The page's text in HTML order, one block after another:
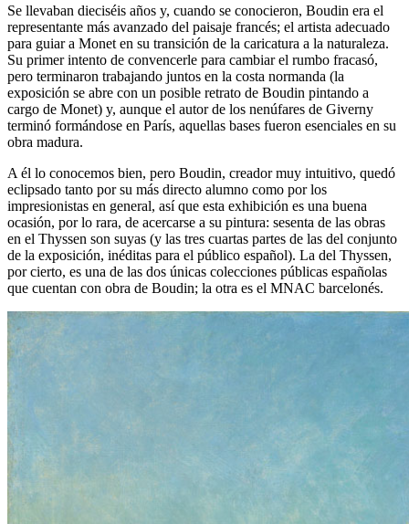
Se llevaban dieciséis años y, cuando se conocieron, Boudin era el
representante más avanzado del paisaje francés; el artista adecuado
para guiar a Monet en su transición de la caricatura a la naturaleza.
Su primer intento de convencerle para cambiar el rumbo fracasó,
pero terminaron trabajando juntos en la costa normanda (la
exposición se abre con un posible retrato de Boudin pintando a
cargo de Monet) y, aunque el autor de los nenúfares de Giverny
terminó formándose en París, aquellas bases fueron esenciales en su
obra madura.
A él lo conocemos bien, pero Boudin, creador muy intuitivo, quedó
eclipsado tanto por su más directo alumno como por los
impresionistas en general, así que esta exhibición es una buena
ocasión, por lo rara, de acercarse a su pintura: sesenta de las obras
en el Thyssen son suyas (y las tres cuartas partes de las del conjunto
de la exposición, inéditas para el público español). La del Thyssen,
por cierto, es una de las dos únicas colecciones públicas españolas
que cuentan con obra de Boudin; la otra es el MNAC barcelonés.